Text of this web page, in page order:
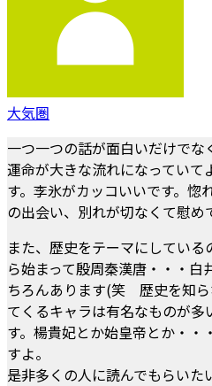
大気圏
一つ一つの話が面白いだけで
運命が大きな流れになっていて
す。李氷がカッコいいです。惚
の出会い、別れが切なくて慰め
また、歴史をテーマにしてい
ら始まって殷周秦漢唐・・・白
ちろんあります(笑 歴史を知
てくるキャラは有名なものが
す。楊貴妃とか始皇帝とか・・
すよ。
是非多くの人に読んでもらいた